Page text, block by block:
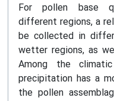
For pollen base
different regions, a
be collected in
wetter regions, as
Among the
precipitation has a
the pollen